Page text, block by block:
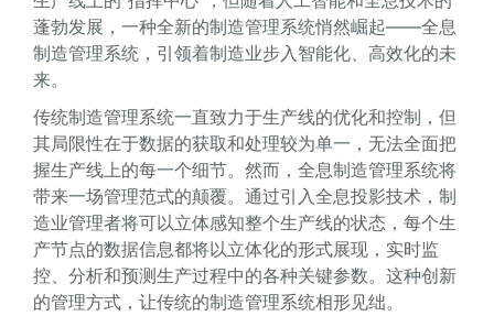
蓬勃发展，一种全新的制造管理系统悄然崛起——全息
制造管理系统，引领着制造业步入智能化、高效化的未
来。
传统制造管理系统一直致力于生产线的优化和控制，但
其局限性在于数据的获取和处理较为单一，无法全面把
握生产线上的每一个细节。然而，全息制造管理系统将
带来一场管理范式的颠覆。通过引入全息投影技术，制
造业管理者将可以立体感知整个生产线的状态，每个生
产节点的数据信息都将以立体化的形式展现，实时监
控、分析和预测生产过程中的各种关键参数。这种创新
的管理方式，让传统的制造管理系统相形见绌。